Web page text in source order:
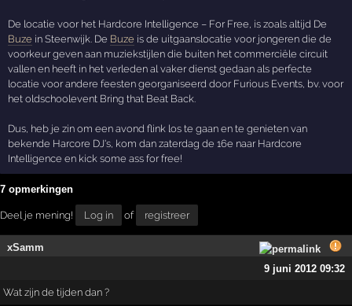
De locatie voor het Hardcore Intelligence – For Free, is zoals altijd De
Buze in Steenwijk. De Buze is de uitgaanslocatie voor jongeren die de
voorkeur geven aan muziekstijlen die buiten het commerciële circuit
vallen en heeft in het verleden al vaker dienst gedaan als perfecte
locatie voor andere feesten georganiseerd door Furious Events, bv. voor
het oldschoolevent Bring that Beat Back.
Dus, heb je zin om een avond flink los te gaan en te genieten van
bekende Harcore DJ's, kom dan zaterdag de 16e naar Hardcore
Intelligence en kick some ass for free!
7 opmerkingen
Deel je mening! Log in of registreer
xSamm
9 juni 2012 09:32
Wat zijn de tijden dan ?